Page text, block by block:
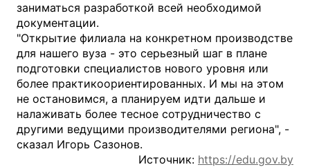
заниматься разработкой всей необходимой
документации.
"Открытие филиала на конкретном производстве
для нашего вуза - это серьезный шаг в плане
подготовки специалистов нового уровня или
более практикоориентированных. И мы на этом
не остановимся, а планируем идти дальше и
налаживать более тесное сотрудничество с
другими ведущими производителями региона", -
сказал Игорь Сазонов.
Источник: https://edu.gov.by